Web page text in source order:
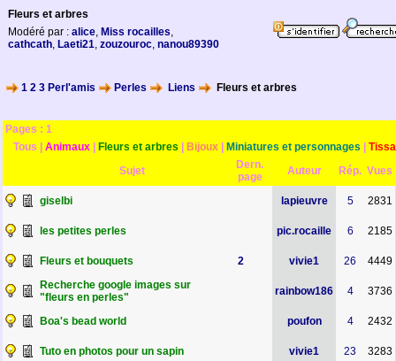
Fleurs et arbres
Modéré par : alice, Miss rocailles,
cathcath, Laeti21, zouzouroc, nanou89390
1 2 3 Perl'amis Perles Liens Fleurs et arbres
Pages : 1
Tous
Animaux Fleurs et arbres Bijoux Miniatures et personnages
Sujet
Dern.
page
Auteur Rép. Vues
giselbi lapieuvre 5 2831
les petites perles pic.rocaille 6 2185
Fleurs et bouquets 2 vivie1 26
4449
Recherche google images sur
"fleurs en perles"
rainbow186 4 3736
Boa's bead world poufon 4 2432
Tuto en photos pour un sapin vivie1 23 3283